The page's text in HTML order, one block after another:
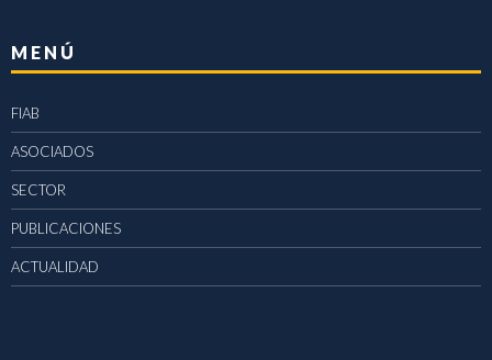
MENÚ
FIAB
ASOCIADOS
SECTOR
PUBLICACIONES
ACTUALIDAD